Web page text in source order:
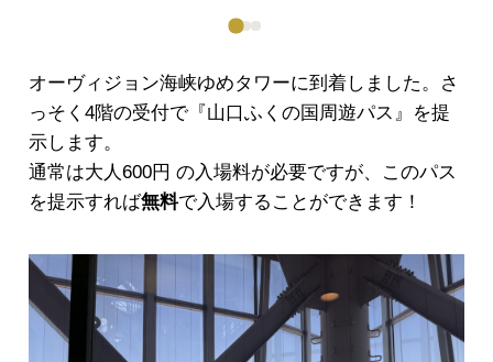
オーヴィジョン海峡ゆめタワーに到着しました。さ
っそく4階の受付で『山口ふくの国周遊パス』を提
示します。
通常は大人600円 の入場料が必要ですが、このパス
を提示すれば無料で入場することができます！